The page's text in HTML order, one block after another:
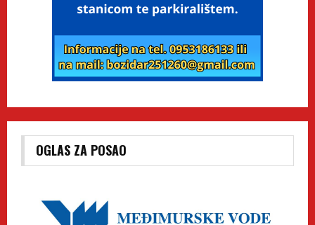
OGLAS ZA POSAO